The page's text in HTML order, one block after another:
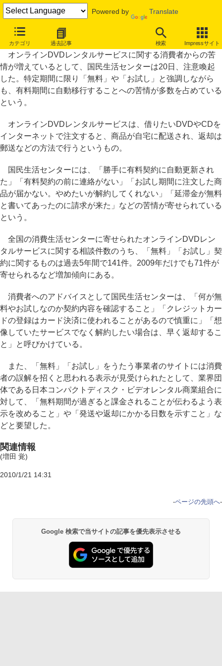
Powered by Translate
カテゴリ 過去記事 検索 Impressサイト
「無料試用から有料契約に自動移行」宅配DVDレンタルの苦情増加
オンラインDVDレンタルサービスに関する消費者からの苦
情が増えているとして、国民生活センターは20日、注意喚起
した。特定期間に限り「無料」や「お試し」と強調しながら
も、有料期間に自動移行することへの苦情が多数を占めている
という。
オンラインDVDレンタルサービスは、借りたいDVDやCDを
インターネットで注文すると、商品が自宅に配送され、返却は
郵送などの方法で行うというもの。
国民生活センターには、「勝手に有料契約に自動更新され
た」「有料契約の前に連絡がない」「お試し期間に注文した商
品が届かない。やめたいが解約してくれない」「延滞金が無料
と書いてあったのに請求が来た」などの苦情が寄せられている
という。
全国の消費生活センターに寄せられたオンラインDVDレン
タルサービスに関する相談件数のうち、「無料」「お試し」契
約に関するものは過去5年間で141件。2009年だけでも71件が
寄せられるなど増加傾向にある。
消費者へのアドバイスとして国民生活センターは、「何が無
料やお試しなのか契約内容を確認すること」「クレジットカー
ドの登録はカード決済に使われることがあるので慎重に」「想
像していたサービスでなく解約したい場合は、早く返却するこ
と」と呼びかけている。
また、「無料」「お試し」をうたう事業者のサイトには消費
者の誤解を招くと思われる表示が見受けられたとして、業界団
体である日本コンパクトディスク・ビデオレンタル商業組合に
対して、「無料期間が過ぎると課金されることが伝わるよう表
示を改めること」や「発送や返却にかかる日数を示すこと」な
どと要望した。
関連情報
(増田 覚)
2010/1/21 14:31
-ページの先頭へ-
Google 検索で当サイトの記事を優先表示させる